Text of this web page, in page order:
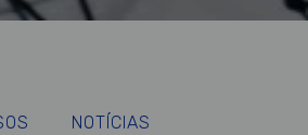
NOTÍCIAS